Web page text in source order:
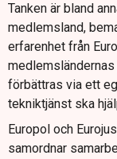
Tanken är bland
medlemsland,
erfarenhet från
förbättras via ett
tekniktjänst ska
Europol och
samordnar